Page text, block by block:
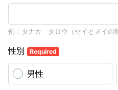
例：タナカ タロウ（セイとメイの
性別 Required
男性